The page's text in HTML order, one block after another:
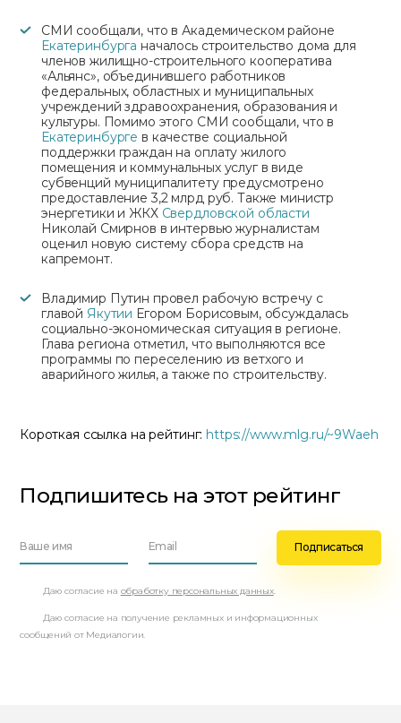
СМИ сообщали, что в Академическом районе
Екатеринбурга началось строительство дома для
членов жилищно-строительного кооператива
«Альянс», объединившего работников
федеральных, областных и муниципальных
учреждений здравоохранения, образования и
культуры. Помимо этого СМИ сообщали, что в
Екатеринбурге в качестве социальной
поддержки граждан на оплату жилого
помещения и коммунальных услуг в виде
субвенций муниципалитету предусмотрено
предоставление 3,2 млрд руб. Также министр
энергетики и ЖКХ Свердловской области
Николай Смирнов в интервью журналистам
оценил новую систему сбора средств на
капремонт.
Владимир Путин провел рабочую встречу с
главой Якутии Егором Борисовым, обсуждалась
социально-экономическая ситуация в регионе.
Глава региона отметил, что выполняются все
программы по переселению из ветхого и
аварийного жилья, а также по строительству.
Короткая ссылка на рейтинг: https://www.mlg.ru/~9Waeh
Подпишитесь на этот рейтинг
Даю согласие на обработку персональных данных.
Даю согласие на получение рекламных и информационных
сообщений от Медиалогии.